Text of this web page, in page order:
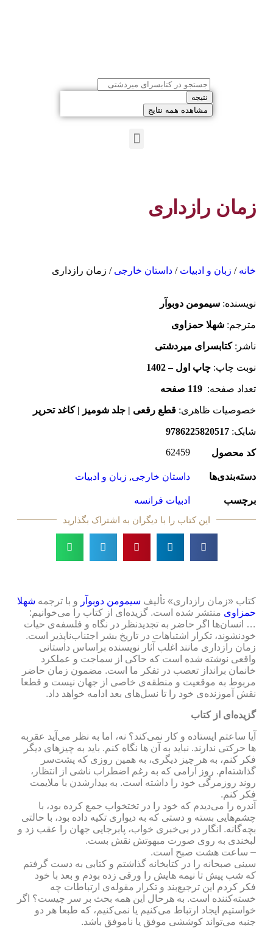
نتیجه
مشاهده همه نتایج
زمان رازداری
خانه / زبان و ادبیات / داستان خارجی / زمان رازداری
نویسنده:‌ سیمومن دوبوآر
مترجم: شهلا حمزاوی
ناشر:کتابسرای میردشتی
نوبت چاپ: چاپ اول – 1402
تعداد صفحه: 119 صفحه
خصوصیات ظاهری: قطع رقعی | جلد شومیز | کاغد تحریر
شابک: 9786225820517
کد محصول 62459
دسته‌بندی‌ها داستان خارجی, زبان و ادبیات
برچسب
ادبیات فرانسه
این کتاب را با دیگران به اشتراک بگذارید
کتاب «زمان رازداری» تألیف سیمومن دوبوآر و با ترجمه شهلا
حمزاوی منتشر شده است. گزیده‌ای از کتاب را می‌خوانیم:
… انسان‌ها اگر حاضر به تجدید‌نظر در نگاه و فلسفه‌ی حیات
خودنشوند، تکرار اشتباهات در تاریخ بشر اجتناب‌ناپذیر است.
زمان رازداری مانند اغلب آثار نویسنده براساس داستانی
واقعی نوشته شده است که حاکی از سماجت و عملکرد
خانمان برانداز تعصب در تفکر ما است. مضمون زمان حاضر
مربوط به موقعیت و منطقه‌ی خاصی از جهان نیست و قطعا
نقش آموزنده‌ی خود را تا نسل‌های بعد ادامه خواهد داد.
گزیده‌ای از کتاب
آیا ساعتم ایستاده و کار نمی‌کند؟ نه، اما به نظر می‌آید عقربه
ها حرکتی ندارند. نباید به آن ها نگاه کنم. باید به چیزهای دیگر
فکر کنم، به هر چیز دیگری، به همین روزی که پشت‌سر
گذاشته‌ام. روز آرامی که به رغم اضطراب ناشی از انتظار،
روند روزمرگی خود را داشته است. به بیدار‌شدن با ملایمت
فکر کنم.
آندره را می‌دیدم که خود را در تختخواب جمع کرده بود، با
چشم‌هایی بسته و دستی که به دیواری تکیه داده بود، با حالتی
بچه‌گانه. انگار در بی‌خبری خواب، پابرجایی جهان را عقب زد و
لبخندی به روی صورت مبهوتش نقش بست.
– ساعت هشت صبح است.
سینی صبحانه را در کتابخانه گذاشتم و کتابی به دست گرفتم
که شب پیش تا نیمه هایش را ورقی زده بودم و بعد با خود
فکر کردم این ترجیع‌بند و تکرار مقوله‌ی ارتباطات چه
خسته‌کننده است. به هر‌حال این همه بحث بر سر چیست؟ اگر
خواستیم ایجاد ارتباط می‌کنیم یا نمی‌کنیم، که طبعا هر دو
جنبه می‌تواند کوششی موفق یا ناموفق باشد.